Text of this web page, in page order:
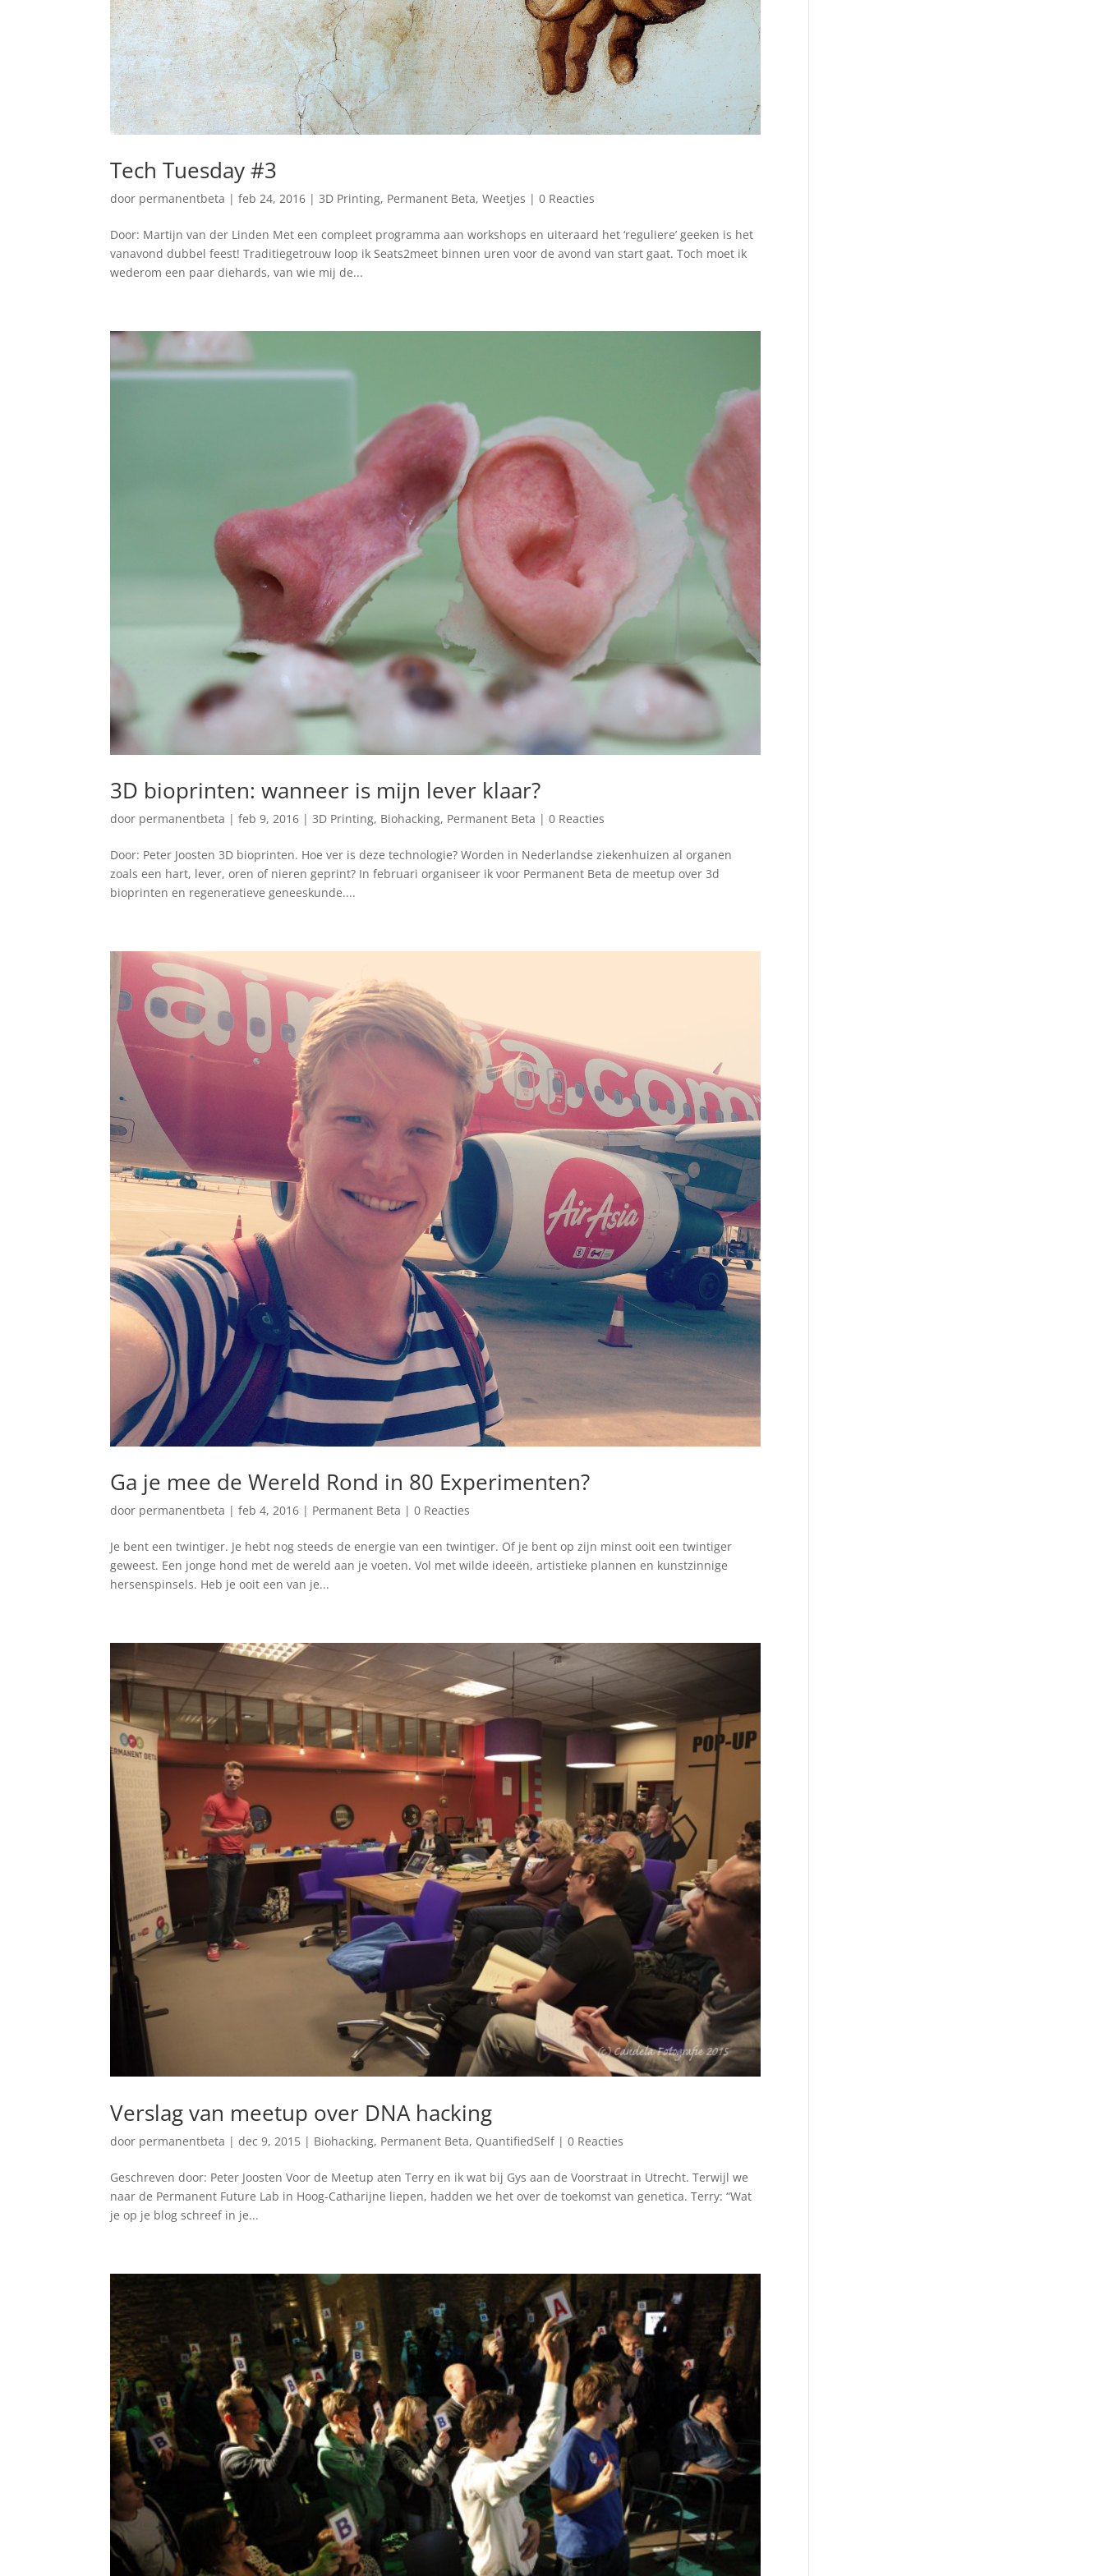
Tech Tuesday #3
door permanentbeta |feb 24, 2016 |3D Printing, Permanent Beta,Weetjes |0 Reacties
Door: Martijn van der Linden Met een compleet programma aan workshops en uiteraard het ‘reguliere’ geeken is het
vanavond dubbel feest! Traditiegetrouw loop ik Seats2meet binnen uren voor de avond van start gaat. Toch moet ik
wederom een paar diehards, van wie mij de...
3D bioprinten: wanneer is mijn lever klaar?
door permanentbeta |feb 9, 2016 |3D Printing, Biohacking, Permanent Beta |0 Reacties
Door: Peter Joosten 3D bioprinten. Hoe ver is deze technologie? Worden in Nederlandse ziekenhuizen al organen
zoals een hart, lever, oren of nieren geprint? In februari organiseer ik voor Permanent Beta de meetup over 3d
bioprinten en regeneratieve geneeskunde....
Ga je mee de Wereld Rond in 80 Experimenten?
door permanentbeta |feb 4, 2016 | Permanent Beta |0 Reacties
Je bent een twintiger. Je hebt nog steeds de energie van een twintiger. Of je bent op zijn minst ooit een twintiger
geweest. Een jonge hond met de wereld aan je voeten. Vol met wilde ideeën, artistieke plannen en kunstzinnige
hersenspinsels. Heb je ooit een van je...
Verslag van meetup over DNA hacking
door permanentbeta |dec 9, 2015 | Biohacking, Permanent Beta, QuantifiedSelf|0 Reacties
Geschreven door: Peter Joosten Voor de Meetup aten Terry en ik wat bij Gys aan de Voorstraat in Utrecht. Terwijl we
naar de Permanent Future Lab in Hoog-Catharijne liepen, hadden we het over de toekomst van genetica. Terry: “Wat
je op je blog schreef in je...